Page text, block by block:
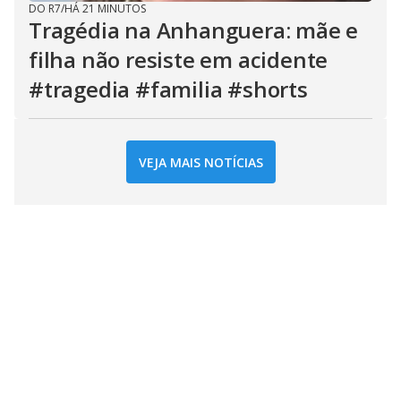
DO R7/HÁ 21 MINUTOS
Tragédia na Anhanguera: mãe e
filha não resiste em acidente
#tragedia #familia #shorts
VEJA MAIS NOTÍCIAS